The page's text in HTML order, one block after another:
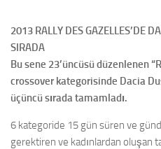
2013 RALLY DES GAZELLES’DE
SIRADA
Bu sene 23’üncüsü düzenlenen
crossover kategorisinde Dacia
üçüncü sırada tamamladı.
6 kategoride 15 gün süren ve
gerektiren ve kadınlardan oluşan